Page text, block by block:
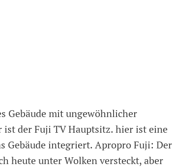
Gebäude mit ungewöhnlicher
der Fuji TV Hauptsitz. hier ist eine
Gebäude integriert. Apropro Fuji: Der
heute unter Wolken versteckt, aber